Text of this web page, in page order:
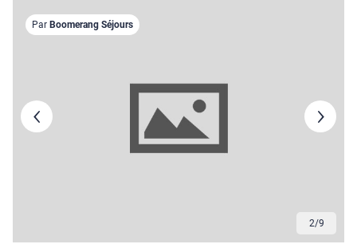
2/9
Par Boomerang Séjours